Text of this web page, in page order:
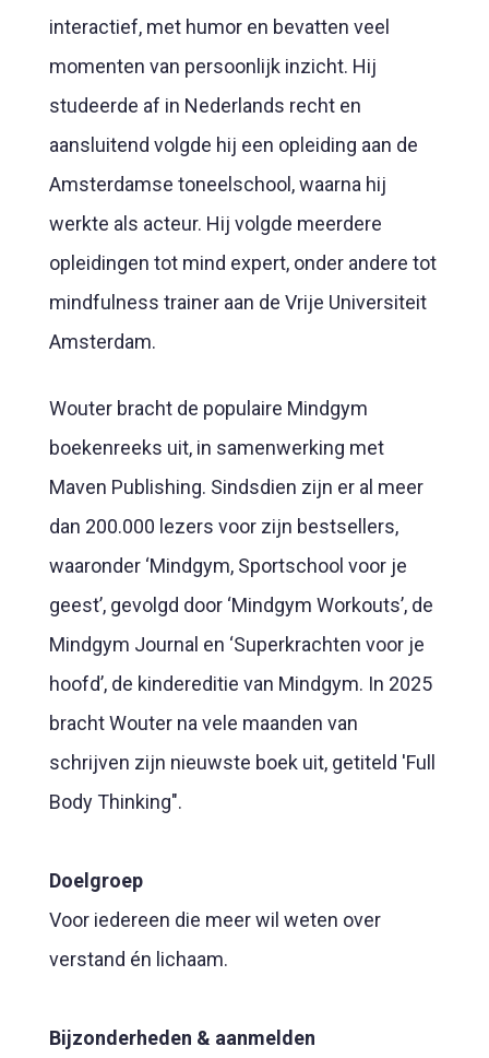
interactief, met humor en bevatten veel
momenten van persoonlijk inzicht. Hij
studeerde af in Nederlands recht en
aansluitend volgde hij een opleiding aan de
Amsterdamse toneelschool, waarna hij
werkte als acteur. Hij volgde meerdere
opleidingen tot mind expert, onder andere tot
mindfulness trainer aan de Vrije Universiteit
Amsterdam.
Wouter bracht de populaire Mindgym
boekenreeks uit, in samenwerking met
Maven Publishing. Sindsdien zijn er al meer
dan 200.000 lezers voor zijn bestsellers,
waaronder ‘Mindgym, Sportschool voor je
geest’, gevolgd door ‘Mindgym Workouts’, de
Mindgym Journal en ‘Superkrachten voor je
hoofd’, de kindereditie van Mindgym. In 2025
bracht Wouter na vele maanden van
schrijven zijn nieuwste boek uit, getiteld 'Full
Body Thinking".
Doelgroep
Voor iedereen die meer wil weten over
verstand én lichaam.
Bijzonderheden & aanmelden